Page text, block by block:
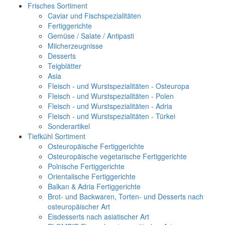
Frisches Sortiment
Caviar und Fischspezialitäten
Fertiggerichte
Gemüse / Salate / Antipasti
Milcherzeugnisse
Desserts
Teigblätter
Asia
Fleisch - und Wurstspezialitäten - Osteuropa
Fleisch - und Wurstspezialitäten - Polen
Fleisch - und Wurstspezialitäten - Adria
Fleisch - und Wurstspezialitäten - Türkei
Sonderartikel
Tiefkühl Sortiment
Osteuropäische Fertiggerichte
Osteuropäische vegetarische Fertiggerichte
Polnische Fertiggerichte
Orientalische Fertiggerichte
Balkan & Adria Fertiggerichte
Brot- und Backwaren, Torten- und Desserts nach
osteuropäischer Art
Eisdesserts nach asiatischer Art